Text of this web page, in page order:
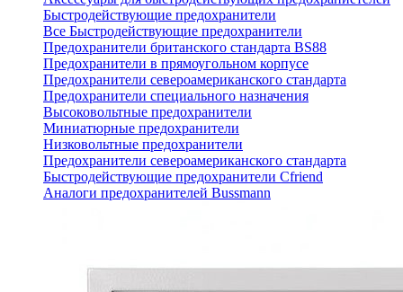
Быстродействующие предохранители
Все Быстродействующие предохранители
Предохранители британского стандарта BS88
Предохранители в прямоугольном корпусе
Предохранители североамериканского стандарта
Предохранители специального назначения
Высоковольтные предохранители
Миниатюрные предохранители
Низковольтные предохранители
Предохранители североамериканского стандарта
Быстродействующие предохранители Cfriend
Аналоги предохранителей Bussmann